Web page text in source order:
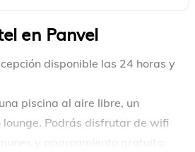
en Panvel
disponible las 24 horas y
piscina al aire libre, un
Podrás disfrutar de wifi